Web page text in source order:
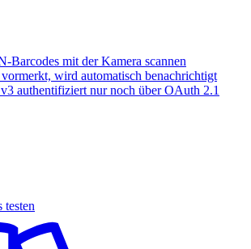
Barcodes mit der Kamera scannen
wird automatisch benachrichtigt
authentifiziert nur noch über OAuth 2.1
testen